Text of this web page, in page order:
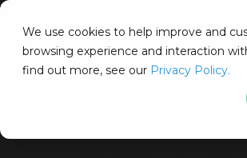
We use cookies to help improve and
browsing experience and interaction
find out more, see our Privacy Policy.
IRONSOFTWARE
製品
エンタープライズ
IronSuiteを実際のプ
に無料で導入してみ